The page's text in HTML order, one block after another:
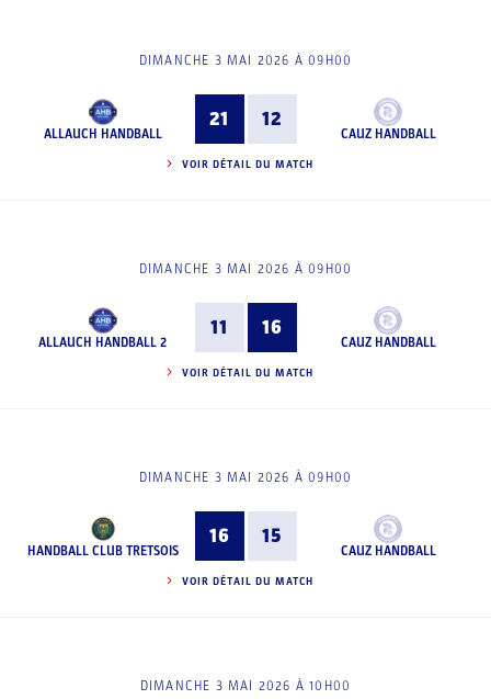
DIMANCHE 3 MAI 2026 À 09H00
ALLAUCH HANDBALL
21 12
CAUZ HANDBALL
VOIR DÉTAIL DU MATCH
DIMANCHE 3 MAI 2026 À 09H00
ALLAUCH HANDBALL 2
11 16
CAUZ HANDBALL
VOIR DÉTAIL DU MATCH
DIMANCHE 3 MAI 2026 À 09H00
HANDBALL CLUB TRETSOIS
16 15
CAUZ HANDBALL
VOIR DÉTAIL DU MATCH
DIMANCHE 3 MAI 2026 À 10H00